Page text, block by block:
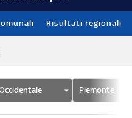
Risultati regionali
Piemonte